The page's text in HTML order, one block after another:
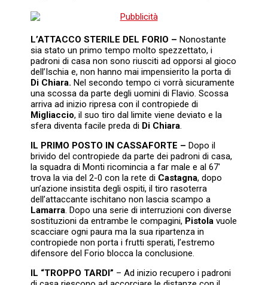
L’ATTACCO STERILE DEL FORIO – Nonostante
sia stato un primo tempo molto spezzettato, i
padroni di casa non sono riusciti ad opporsi al gioco
dell’Ischia e, non hanno mai impensierito la porta di
Di Chiara. Nel secondo tempo ci vorrà sicuramente
una scossa da parte degli uomini di Flavio. Scossa
arriva ad inizio ripresa con il contropiede di
Migliaccio, il suo tiro dal limite viene deviato e la
sfera diventa facile preda di Di Chiara.
IL PRIMO POSTO IN CASSAFORTE – Dopo il
brivido del contropiede da parte dei padroni di casa,
la squadra di Monti ricomincia a far male e al 67′
trova la via del 2-0 con la rete di Castagna, dopo
un’azione insistita degli ospiti, il tiro rasoterra
dell’attaccante ischitano non lascia scampo a
Lamarra. Dopo una serie di interruzioni con diverse
sostituzioni da entrambe le compagini, Pistola vuole
scacciare ogni paura ma la sua ripartenza in
contropiede non porta i frutti sperati, l’estremo
difensore del Forio blocca la conclusione.
IL “TROPPO TARDI” – Ad inizio recupero i padroni